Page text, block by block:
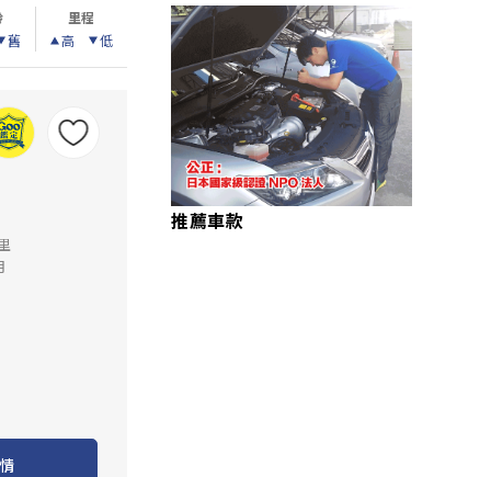
舊
里程
高
低
推薦車款